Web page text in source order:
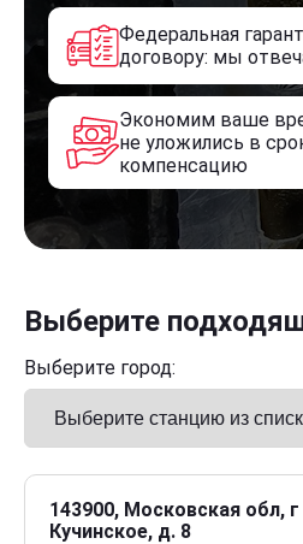
Федеральная
договору: мы
Экономим ваше
не уложились в
компенсацию
Выберите
Выберите город:
143900, Московская обл,
Кучинское, д. 8